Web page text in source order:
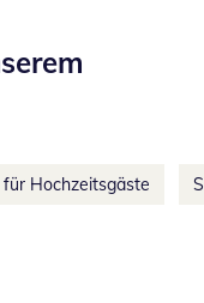
für Hochzeitsgäste